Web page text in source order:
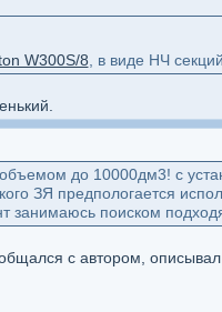
W300S/8 , в виде НЧ
до 10000дм3! с
ЗЯ предпологается
занимаюсь поиском
с автором, описывал